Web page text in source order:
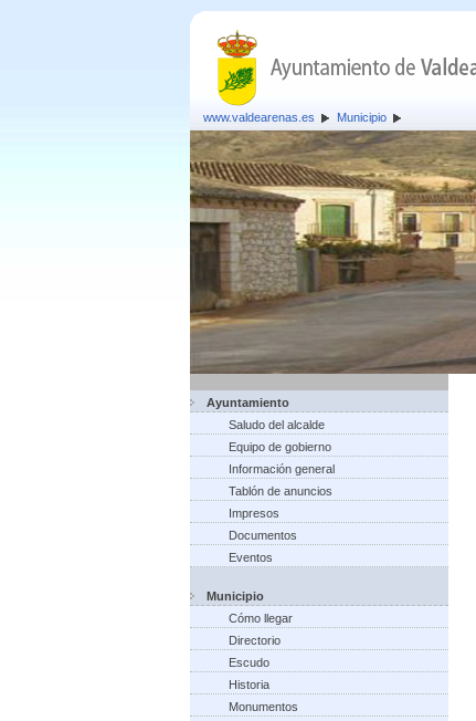
www.valdearenas.es Municipio
Ayuntamiento
Saludo del alcalde
Equipo de gobierno
Información general
Tablón de anuncios
Impresos
Documentos
Eventos
Municipio
Cómo llegar
Directorio
Escudo
Historia
Monumentos